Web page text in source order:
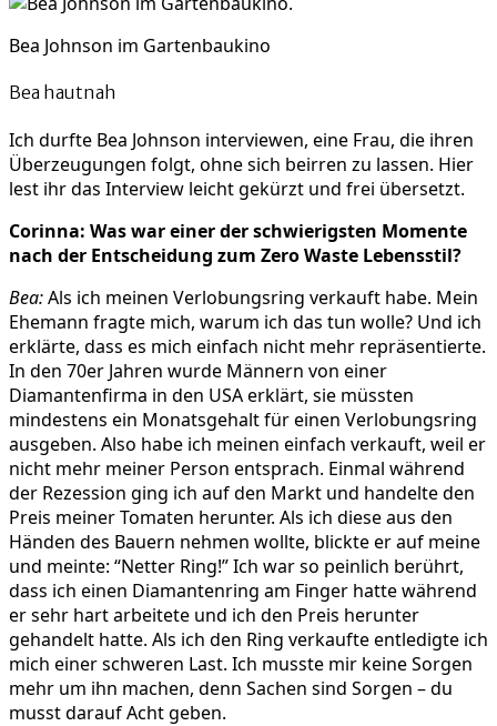
Bea Johnson im Gartenbaukino
Bea hautnah
Ich durfte Bea Johnson interviewen, eine Frau, die ihren
Überzeugungen folgt, ohne sich beirren zu lassen. Hier
lest ihr das Interview leicht gekürzt und frei übersetzt.
Corinna: Was war einer der schwierigsten Momente
nach der Entscheidung zum Zero Waste Lebensstil?
Bea:Als ich meinen Verlobungsring verkauft habe. Mein
Ehemann fragte mich, warum ich das tun wolle? Und ich
erklärte, dass es mich einfach nicht mehr repräsentierte.
In den 70er Jahren wurde Männern von einer
Diamantenfirma in den USA erklärt, sie müssten
mindestens ein Monatsgehalt für einen Verlobungsring
ausgeben. Also habe ich meinen einfach verkauft, weil er
nicht mehr meiner Person entsprach. Einmal während
der Rezession ging ich auf den Markt und handelte den
Preis meiner Tomaten herunter. Als ich diese aus den
Händen des Bauern nehmen wollte, blickte er auf meine
und meinte: “Netter Ring!” Ich war so peinlich berührt,
dass ich einen Diamantenring am Finger hatte während
er sehr hart arbeitete und ich den Preis herunter
gehandelt hatte. Als ich den Ring verkaufte entledigte ich
mich einer schweren Last. Ich musste mir keine Sorgen
mehr um ihn machen, denn Sachen sind Sorgen – du
musst darauf Acht geben.